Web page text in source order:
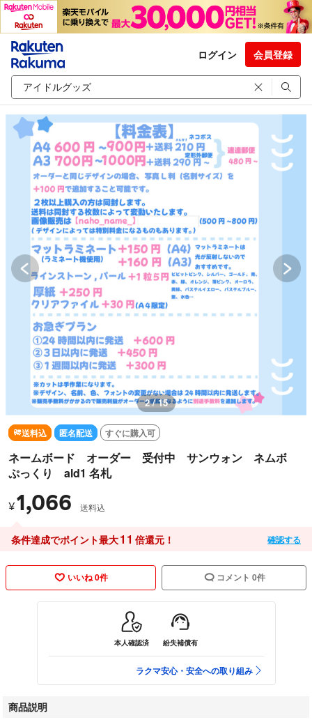
ログイン 会員登録
2 / 15
送料込 匿名配送 すぐに購入可
ネームボード オーダー 受付中 サンウォン ネムボ
ぷっくり ald1 名札
¥1,066 送料込
条件達成でポイント最大11 倍還元！ 確認する
いいね 0件 コメント 0件
本人確認済 紛失補償有
ラクマ安心・安全への取り組み
商品説明